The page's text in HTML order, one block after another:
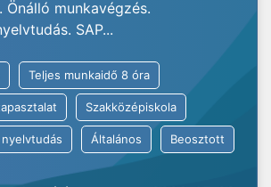
Önálló munkavégzés.
SAP...
Teljes munkaidő 8 óra
Szakközépiskola
Általános Beosztott